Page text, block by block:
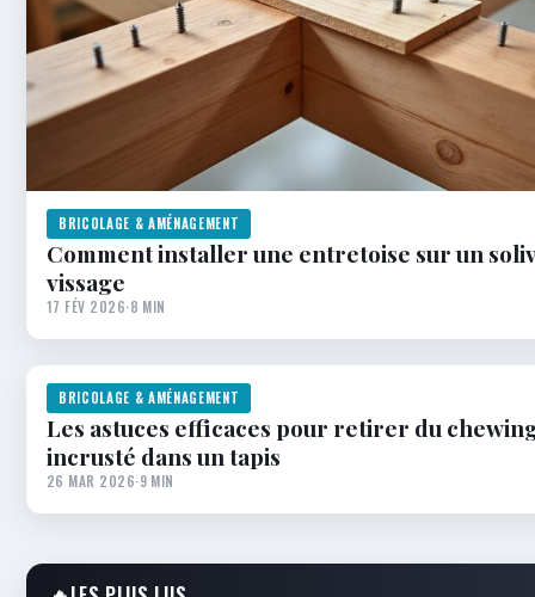
BRICOLAGE & AMÉNAGEMENT
Comment installer une entretoise sur un
vissage
17 FÉV 2026·8 MIN
BRICOLAGE & AMÉNAGEMENT
Les astuces efficaces pour retirer du
incrusté dans un tapis
26 MAR 2026·9 MIN